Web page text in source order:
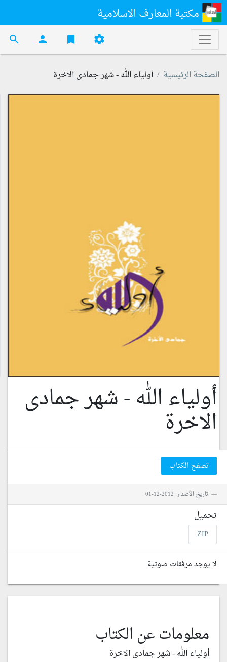
مكتبة المعارف الاسلامية
settings
bookmark
person
search
الصفحة الرئيسية أولياء الله - شهر جمادى الاخرة
أولياء الله - شهر جمادى
الاخرة
تصفح الكتاب
تاريخ الأصدار: 2012-12-01
تحميل
ZIP
لا يوجد مرفقات صوتية
معلومات عن الكتاب
أولياء الله - شهر جمادى الاخرة